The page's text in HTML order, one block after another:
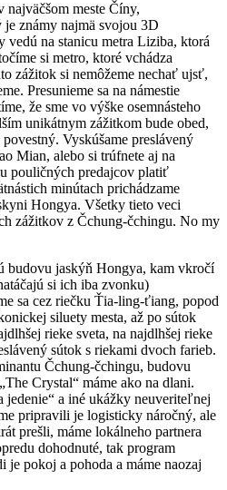
najväčšom meste Číny,
známy najmä svojou 3D
vedú na stanicu metra Liziba, ktorá
si metro, ktoré vchádza
zážitok si nemôžeme nechať ujsť,
Presunieme sa na námestie
že sme vo výške osemnásteho
unikátnym zážitkom bude obed,
Vyskúšame preslávený
Mian, alebo si trúfnete aj na
pouličných predajcov platiť
minútach prichádzame
Hongya. Všetky tieto veci
zážitkov z Čchung-čchingu. No my
budovu jaskýň Hongya, kam vkročí
si ich iba zvonku)
sa cez riečku Ťia-ling-ťiang, popod
siluety mesta, až po sútok
rieke sveta, na najdlhšej rieke
sútok s riekami dvoch farieb.
Čchung-čchingu, budovu
Crystal“ máme ako na dlani.
jedenie“ a iné ukážky neuveriteľnej
pripravili je logisticky náročný, ale
prešli, máme lokálneho partnera
dohodnuté, tak program
je pokoj a pohoda a máme naozaj